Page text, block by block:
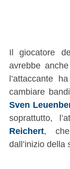
Il giocatore
avrebbe
l’attaccante
cambiare
Sven
soprattutto,
Reichert, che
dall’inizio della